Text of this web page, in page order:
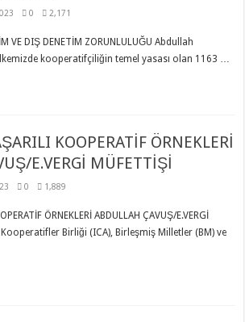
0 2,171
VE DIŞ DENETİM ZORUNLULUĞU Abdullah
kooperatifçiliğin temel yasası olan 1163 …
KOOPERATİF ÖRNEKLERİ
E.VERGİ MÜFETTİŞİ
0 1,889
ÖRNEKLERİ ABDULLAH ÇAVUŞ/E.VERGİ
Kooperatifler Birliği (ICA), Birleşmiş Milletler (BM) ve